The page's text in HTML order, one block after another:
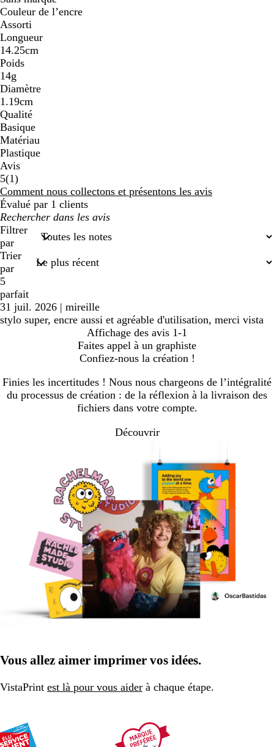
Couleur de l’encre
Assorti
Longueur
14.25cm
Poids
14g
Diamètre
1.19cm
Qualité
Basique
Matériau
Plastique
Avis
5(11
avis
)
Comment nous collectons et présentons les avis
Évalué par 1 clients
Mes
recherches
saisies
Filtrer
par
Trier
par
5
parfait
31 juil. 2026 | mireille
stylo super, encre aussi et agréable d'utilisation, merci vista
Affichage des avis 1-1
Faites appel à un graphiste
Confiez-nous la création !
Finies les incertitudes ! Nous nous chargeons de l’intégralité
du processus de création : de la réflexion à la livraison des
fichiers dans votre compte.
Découvrir
Vous allez aimer imprimer vos idées.
VistaPrint est là pour vous aider à chaque étape.